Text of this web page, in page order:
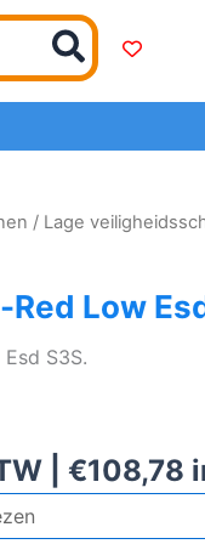
/ Lage
Low
S3S.
|€108,78